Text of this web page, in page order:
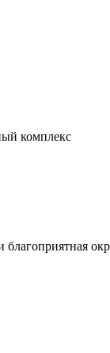
комплекс
благоприятная